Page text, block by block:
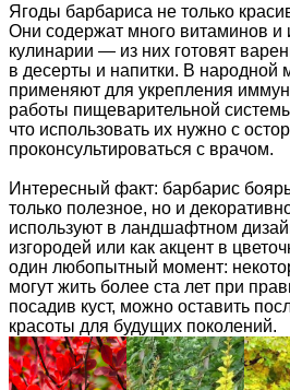
Ягоды барбариса не только
Они содержат много витаминов и
кулинарии — из них готовят
в десерты и напитки. В народной
применяют для укрепления
работы пищеварительной
что использовать их нужно с
проконсультироваться с врачом.
Интересный факт: барбарис
только полезное, но и
используют в ландшафтном
изгородей или как акцент в
один любопытный момент:
могут жить более ста лет при
посадив куст, можно оставить
красоты для будущих поколений.